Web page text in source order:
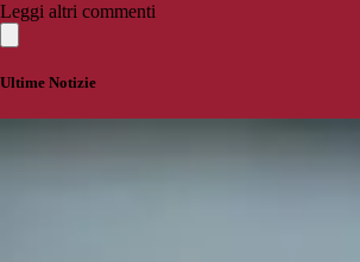
Leggi altri commenti
Ultime Notizie